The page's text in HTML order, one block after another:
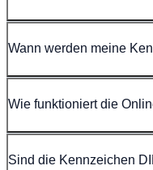
Wann werden meine
Wie funktioniert die
Sind die Kennzeichen